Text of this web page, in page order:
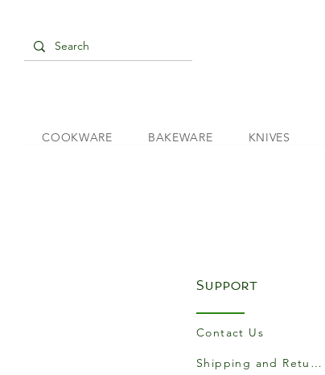
COOKWARE BAKEWARE KNIVES
Support
Contact Us
Shipping and Returns